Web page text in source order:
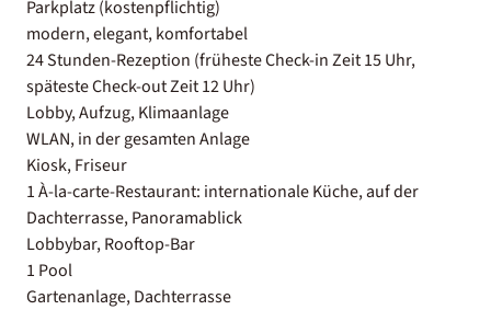
Parkplatz (kostenpflichtig)
modern, elegant, komfortabel
24 Stunden-Rezeption (früheste Check-in Zeit 15 Uhr,
späteste Check-out Zeit 12 Uhr)
Lobby, Aufzug, Klimaanlage
WLAN, in der gesamten Anlage
Kiosk, Friseur
1 À-la-carte-Restaurant: internationale Küche, auf der
Dachterrasse, Panoramablick
Lobbybar, Rooftop-Bar
1 Pool
Gartenanlage, Dachterrasse